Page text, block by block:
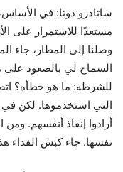
ساتادرو دوتا: في
مستعدًا للاستمرار على
وصلنا إلى المطار، جاء
السماح لي بالصعود
للشرطة: ما هو خطأه؟
التي استخدموها. لكن في
أرادوا إنقاذ أنفسهم.
نفسها. جاء كبش الفداء